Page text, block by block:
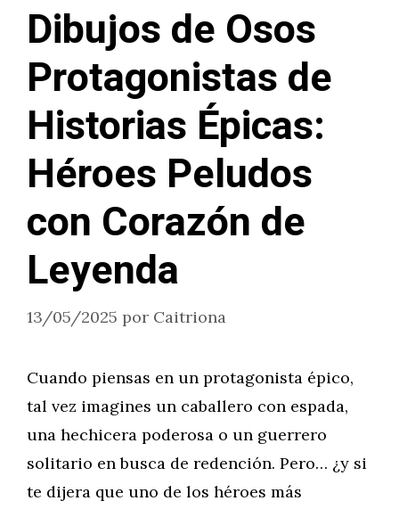
Dibujos de Osos
Protagonistas de
Historias Épicas:
Héroes Peludos
con Corazón de
Leyenda
13/05/2025 por Caitriona
Cuando piensas en un protagonista épico,
tal vez imagines un caballero con espada,
una hechicera poderosa o un guerrero
solitario en busca de redención. Pero… ¿y si
te dijera que uno de los héroes más